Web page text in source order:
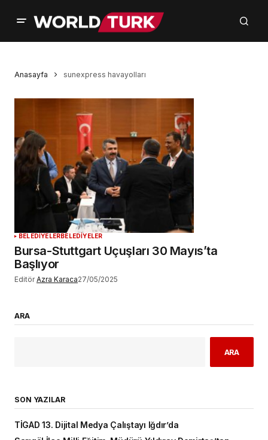
Anasayfa sunexpress havayolları
BELEDİYELERBELEDİYELER
Bursa-Stuttgart Uçuşları 30 Mayıs’ta
Başlıyor
Editör Azra Karaca27/05/2025
ARA
ARA
SON YAZILAR
TİGAD 13. Dijital Medya Çalıştayı Iğdır’da